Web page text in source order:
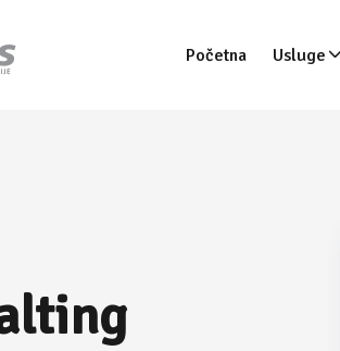
Početna Usluge